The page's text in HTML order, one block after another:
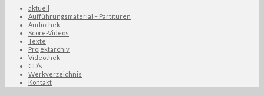
aktuell
Aufführungsmaterial – Partituren
Audiothek
Score-Videos
Texte
Projektarchiv
Videothek
CD’s
Werkverzeichnis
Kontakt